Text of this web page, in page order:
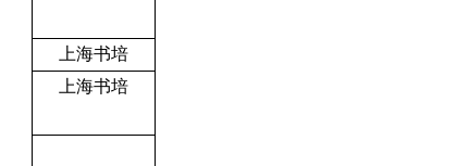
上海书培
上海书培